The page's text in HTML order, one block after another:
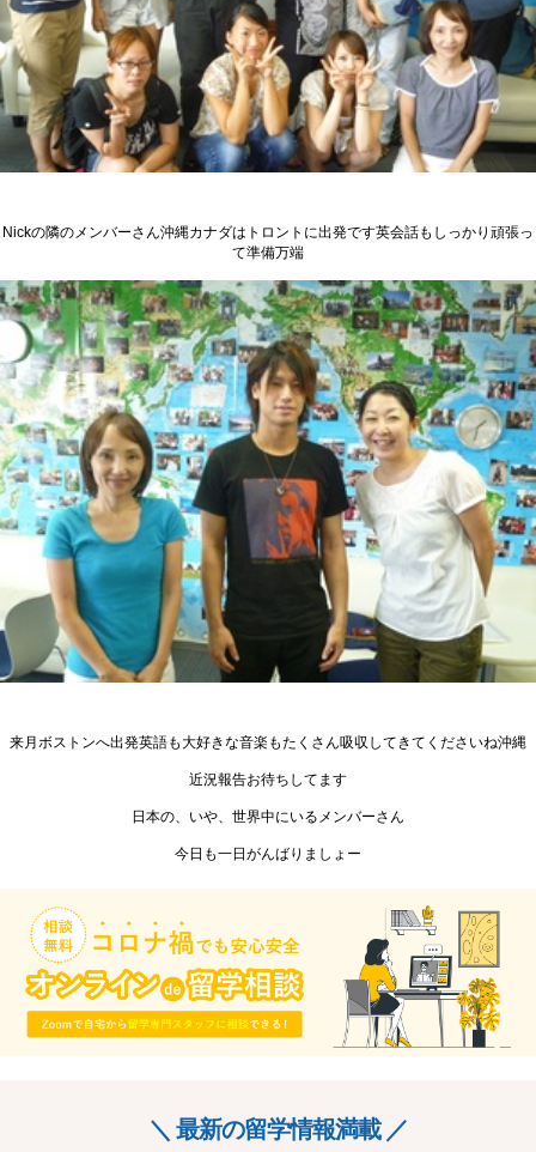
Nickの隣のメンバーさん沖縄カナダはトロントに出発です英会話もしっかり頑張っ
て準備万端
来月ボストンへ出発英語も大好きな音楽もたくさん吸収してきてくださいね沖縄
近況報告お待ちしてます
日本の、いや、世界中にいるメンバーさん
今日も一日がんばりましょー
＼ 最新の留学情報満載 ／